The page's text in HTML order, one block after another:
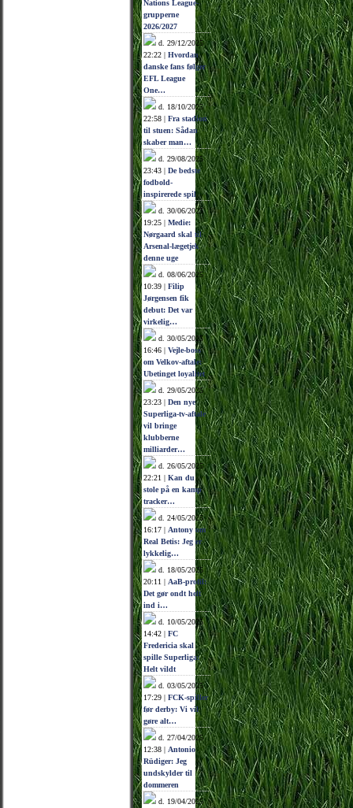
Nations League-
grupperne
2026/2027
d. 29/12/2025
22:22 | Hvordan
danske fans følger
EFL League
One…
d. 18/10/2025
22:58 | Fra stadion
til stuen: Sådan
skaber man…
d. 29/08/2025
23:43 | De bedste
fodbold-
inspirerede spil
d. 30/06/2025
19:25 | Medie:
Nørgaard skal til
Arsenal-lægetjek
denne uge
d. 08/06/2025
10:39 | Filip
Jørgensen fik
debut: Det var
virkelig…
d. 30/05/2025
16:46 | Vejle-boss
om Velkov-aftale:
Ubetinget loyalitet
d. 29/05/2025
23:23 | Den nye
Superliga-tv-aftale
vil bringe
klubberne
milliarder…
d. 26/05/2025
22:21 | Kan du
stole på en kamp
tracker…
d. 24/05/2025
16:17 | Antony om
Real Betis: Jeg er
lykkelig…
d. 18/05/2025
20:11 | AaB-profil:
Det gør ondt helt
ind i…
d. 10/05/2025
14:42 | FC
Fredericia skal
spille Superliga:
Helt vildt
d. 03/05/2025
17:29 | FCK-spiller
før derby: Vi vil
gøre alt…
d. 27/04/2025
12:38 | Antonio
Rüdiger: Jeg
undskylder til
dommeren
d. 19/04/2025